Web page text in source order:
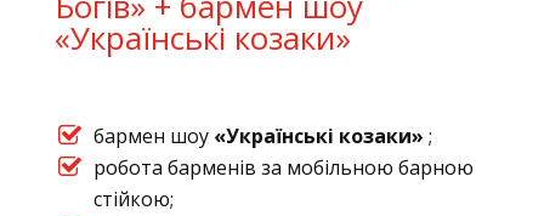
«Українські козаки»
бармен шоу «Українські козаки» ;
робота барменів за мобільною барною
стійкою;